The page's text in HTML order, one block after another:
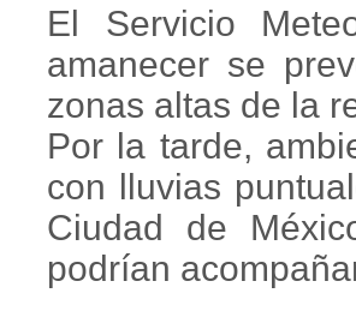
El Servicio
amanecer se
zonas altas de la
Por la tarde,
con lluvias
Ciudad de
podrían